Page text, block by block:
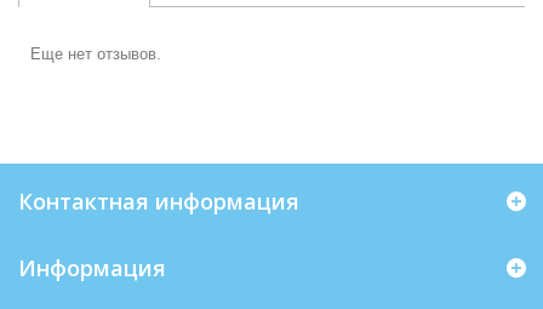
Еще нет отзывов.
Контактная информация
Информация